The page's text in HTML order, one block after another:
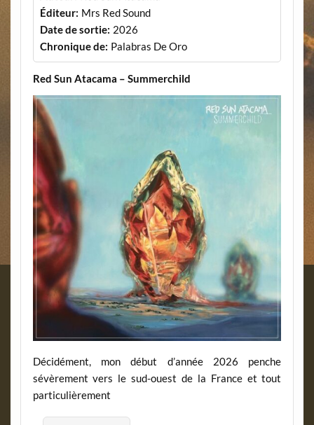
Éditeur: Mrs Red Sound
Date de sortie: 2026
Chronique de: Palabras De Oro
Red Sun Atacama – Summerchild
Décidément, mon début d’année 2026 penche
sévèrement vers le sud-ouest de la France et tout
particulièrement